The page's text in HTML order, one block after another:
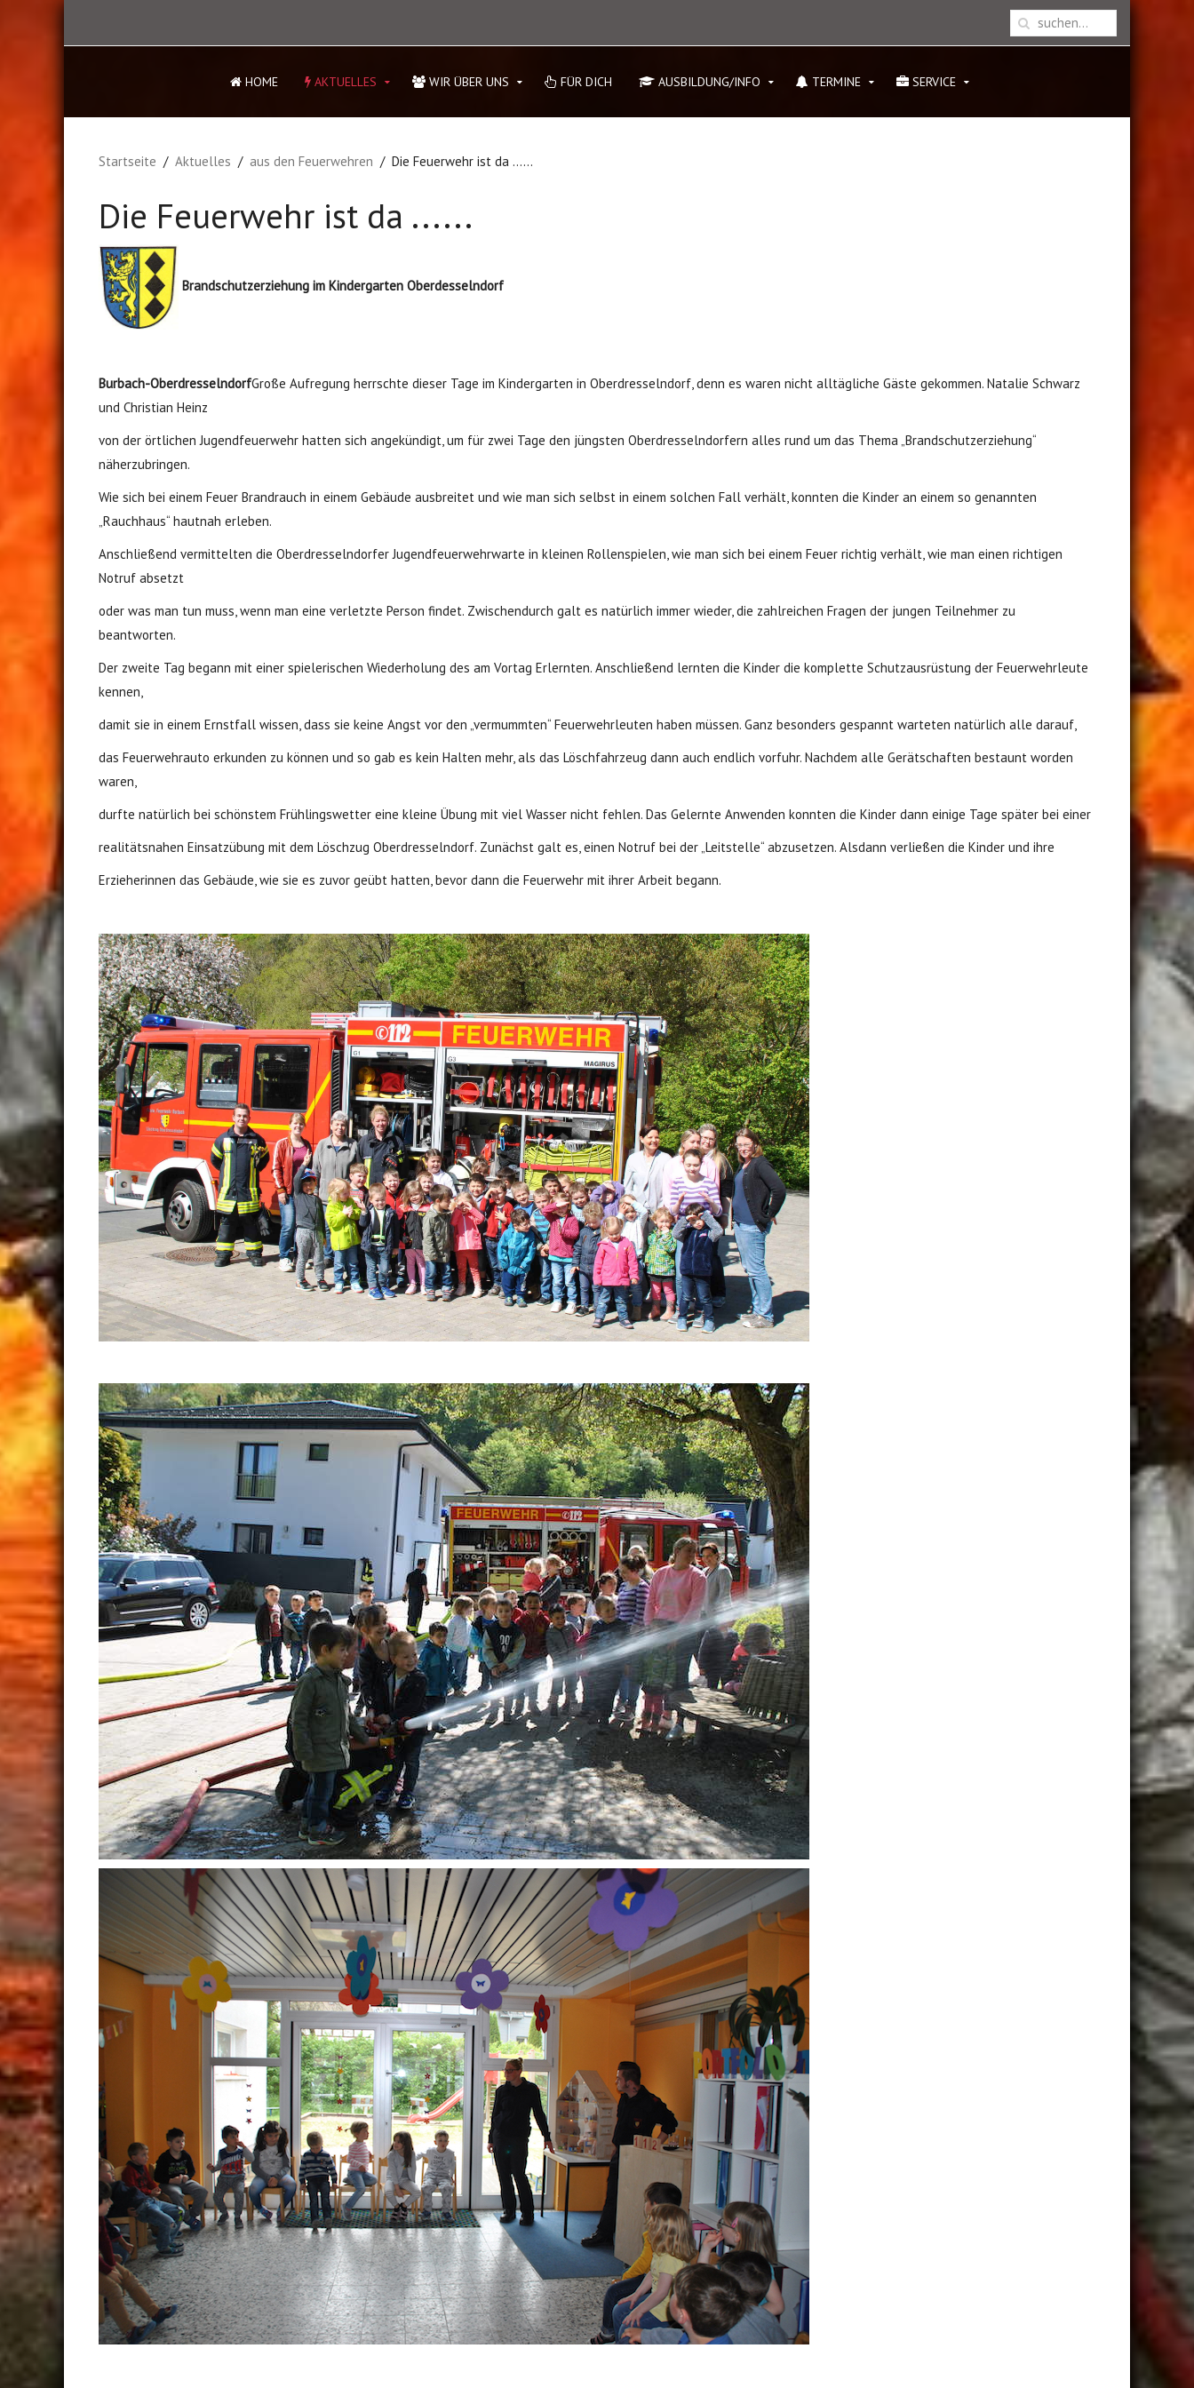
HOME AKTUELLES WIR ÜBER UNS FÜR DICH AUSBILDUNG/INFO TERMINE SERVICE
Startseite Aktuelles aus den Feuerwehren Die Feuerwehr ist da ......
Die Feuerwehr ist da ......
Brandschutzerziehung im Kindergarten Oberdesselndorf
Burbach-OberdresselndorfGroße Aufregung herrschte dieser Tage im Kindergarten in Oberdresselndorf, denn es waren nicht alltägliche Gäste gekommen. Natalie Schwarz
und Christian Heinz
von der örtlichen Jugendfeuerwehr hatten sich angekündigt, um für zwei Tage den jüngsten Oberdresselndorfern alles rund um das Thema „Brandschutzerziehung“
näherzubringen.
Wie sich bei einem Feuer Brandrauch in einem Gebäude ausbreitet und wie man sich selbst in einem solchen Fall verhält, konnten die Kinder an einem so genannten
„Rauchhaus“ hautnah erleben.
Anschließend vermittelten die Oberdresselndorfer Jugendfeuerwehrwarte in kleinen Rollenspielen, wie man sich bei einem Feuer richtig verhält, wie man einen richtigen
Notruf absetzt
oder was man tun muss, wenn man eine verletzte Person findet. Zwischendurch galt es natürlich immer wieder, die zahlreichen Fragen der jungen Teilnehmer zu
beantworten.
Der zweite Tag begann mit einer spielerischen Wiederholung des am Vortag Erlernten. Anschließend lernten die Kinder die komplette Schutzausrüstung der Feuerwehrleute
kennen,
damit sie in einem Ernstfall wissen, dass sie keine Angst vor den „vermummten“ Feuerwehrleuten haben müssen. Ganz besonders gespannt warteten natürlich alle darauf,
das Feuerwehrauto erkunden zu können und so gab es kein Halten mehr, als das Löschfahrzeug dann auch endlich vorfuhr. Nachdem alle Gerätschaften bestaunt worden
waren,
durfte natürlich bei schönstem Frühlingswetter eine kleine Übung mit viel Wasser nicht fehlen. Das Gelernte Anwenden konnten die Kinder dann einige Tage später bei einer
realitätsnahen Einsatzübung mit dem Löschzug Oberdresselndorf. Zunächst galt es, einen Notruf bei der „Leitstelle“ abzusetzen. Alsdann verließen die Kinder und ihre
Erzieherinnen das Gebäude, wie sie es zuvor geübt hatten, bevor dann die Feuerwehr mit ihrer Arbeit begann.